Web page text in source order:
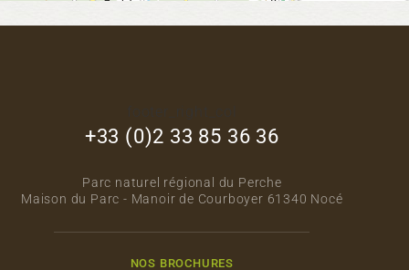
+33 (0)2 33 85 36 36
Parc naturel régional du Perche
Maison du Parc - Manoir de Courboyer 61340 Nocé
NOS BROCHURES